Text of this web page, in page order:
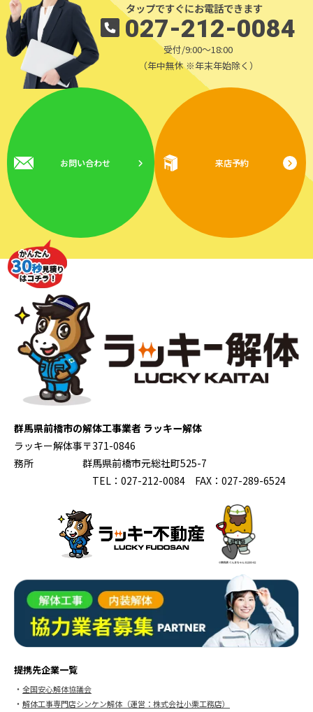
タップですぐにお電話できます
027-212-0084
受付/9:00～18:00
（年中無休 ※年末年始除く）
お問い合わせ 来店予約
群馬県前橋市の解体工事業者 ラッキー解体
ラッキー解体事
務所
〒371-0846
群馬県前橋市元総社町525-7
TEL：027-212-0084 FAX：027-289-6524
提携先企業一覧
全国安心解体協議会
解体工事専門店シンケン解体（運営：株式会社小栗工務店）